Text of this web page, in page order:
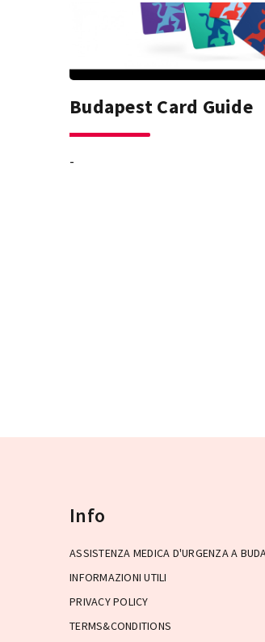
Budapest Card Guide
-
Info
ASSISTENZA MEDICA D'URGENZA A
INFORMAZIONI UTILI
PRIVACY POLICY
TERMS&CONDITIONS